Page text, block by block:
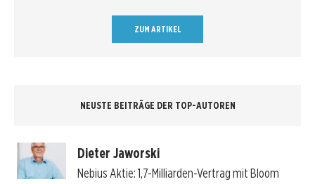
ZUM ARTIKEL
NEUSTE BEITRÄGE DER TOP-AUTOREN
Dieter Jaworski
Nebius Aktie: 1,7-Milliarden-Vertrag mit Bloom